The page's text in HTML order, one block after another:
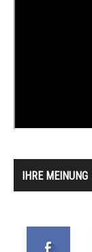
IHRE MEINUNG